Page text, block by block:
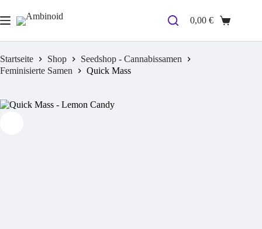
Inhalt
springen
Warenkorb
0,00€
Startseite Shop
Seedshop - Cannabissamen
Feminisierte Samen
Quick Mass